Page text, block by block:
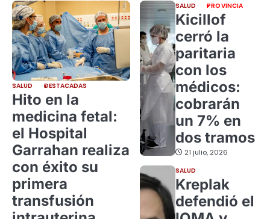
SALUD DESTACADAS
Hito en la
medicina fetal:
el Hospital
Garrahan realiza
con éxito su
primera
transfusión
SALUD PROVINCIA
Kicillof
cerró la
paritaria
con los
médicos:
cobrarán
un 7% en
dos tramos
21 julio, 2026
SALUD
Kreplak
defendió el